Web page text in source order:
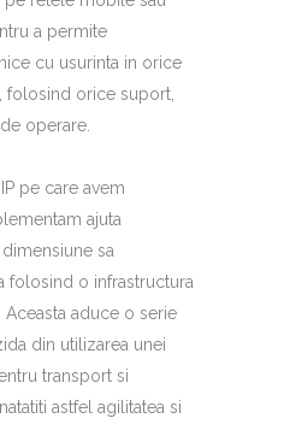
a permite
cu usurinta in orice
folosind orice suport,
operare.
pe care avem
ajuta
sa
folosind o infrastructura
Aceasta aduce o serie
din utilizarea unei
transport si
astfel agilitatea si